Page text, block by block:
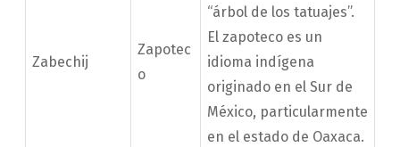
Zabechij
Zapotec
o
“árbol de los tatuajes”.
El zapoteco es un
idioma indígena
originado en el Sur de
México, particularmente
en el estado de Oaxaca.